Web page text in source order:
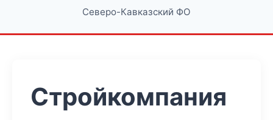
Северо-Кавказский ФО
Стройкомпания